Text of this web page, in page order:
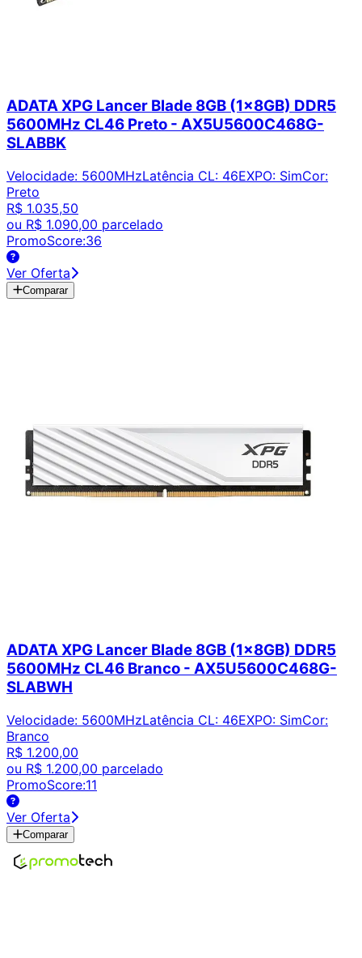
ADATA XPG Lancer Blade 8GB (1x8GB) DDR5
5600MHz CL46 Preto - AX5U5600C468G-
SLABBK
Velocidade: 5600MHzLatência CL: 46EXPO: SimCor:
Preto
R$ 1.035,50
ou R$ 1.090,00 parcelado
PromoScore:36
Ver Oferta
Comparar
ADATA XPG Lancer Blade 8GB (1x8GB) DDR5
5600MHz CL46 Branco - AX5U5600C468G-
SLABWH
Velocidade: 5600MHzLatência CL: 46EXPO: SimCor:
Branco
R$ 1.200,00
ou R$ 1.200,00 parcelado
PromoScore:11
Ver Oferta
Comparar